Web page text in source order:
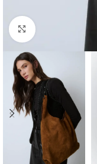
Click to enlarge